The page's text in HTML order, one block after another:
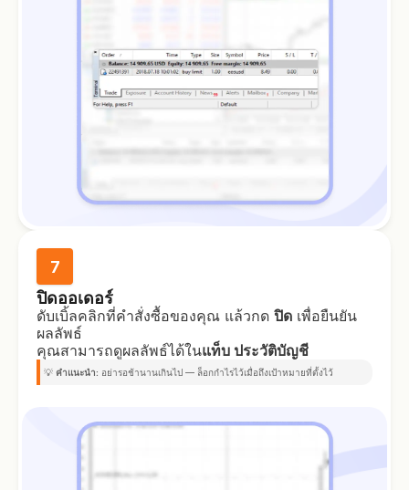
7
ปิดออเดอร์
ดับเบิ้ลคลิกที่คำสั่งซื้อของคุณ แล้วกด ปิด เพื่อยืนยัน
ผลลัพธ์
คุณสามารถดูผลลัพธ์ได้ในแท็บ ประวัติบัญชี
💡 คำแนะนำ: อย่ารอช้านานเกินไป — ล็อกกำไรไว้เมื่อถึงเป้าหมายที่ตั้งไว้